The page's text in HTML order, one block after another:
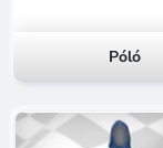
Póló